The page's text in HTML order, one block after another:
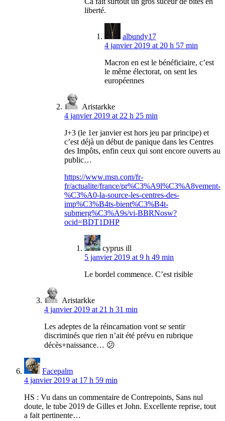
liberté.
albundy17
4 janvier 2019 at 20 h 57 min
Macron en est le bénéficiaire, c’est
le même électorat, on sent les
européennes
Aristarkke
4 janvier 2019 at 22 h 25 min
J+3 (le 1er janvier est hors jeu par principe) et
c’est déjà un début de panique dans les Centres
des Impôts, enfin ceux qui sont encore ouverts au
public…
https://www.msn.com/fr-
fr/actualite/france/pr%C3%A9l%C3%A8vement-
%C3%A0-la-source-les-centres-des-
imp%C3%B4ts-bient%C3%B4t-
submerg%C3%A9s/vi-BBRNosw?
ocid=BDT1DHP
cyprus ill
5 janvier 2019 at 9 h 49 min
Le bordel commence. C’est risible
Aristarkke
4 janvier 2019 at 21 h 31 min
Les adeptes de la réincarnation vont se sentir
discriminés que rien n’ait été prévu en rubrique
décès+naissance… 😕
Facepalm
4 janvier 2019 at 17 h 59 min
HS : Vu dans un commentaire de Contrepoints, Sans nul
doute, le tube 2019 de Gilles et John. Excellente reprise, tout
a fait pertinente…